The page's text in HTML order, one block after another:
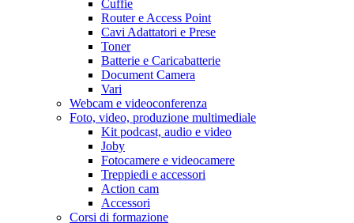
Cuffie
Router e Access Point
Cavi Adattatori e Prese
Toner
Batterie e Caricabatterie
Document Camera
Vari
Webcam e videoconferenza
Foto, video, produzione multimediale
Kit podcast, audio e video
Joby
Fotocamere e videocamere
Treppiedi e accessori
Action cam
Accessori
Corsi di formazione